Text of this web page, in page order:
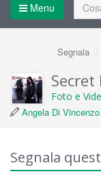
Menu
Segnala
Secret
Foto e
Angela Di Vincenzo
Segnala